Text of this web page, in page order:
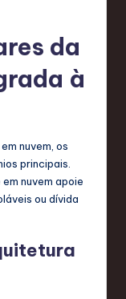
da
à
nuvem, os
principais.
nuvem apoie
ou dívida